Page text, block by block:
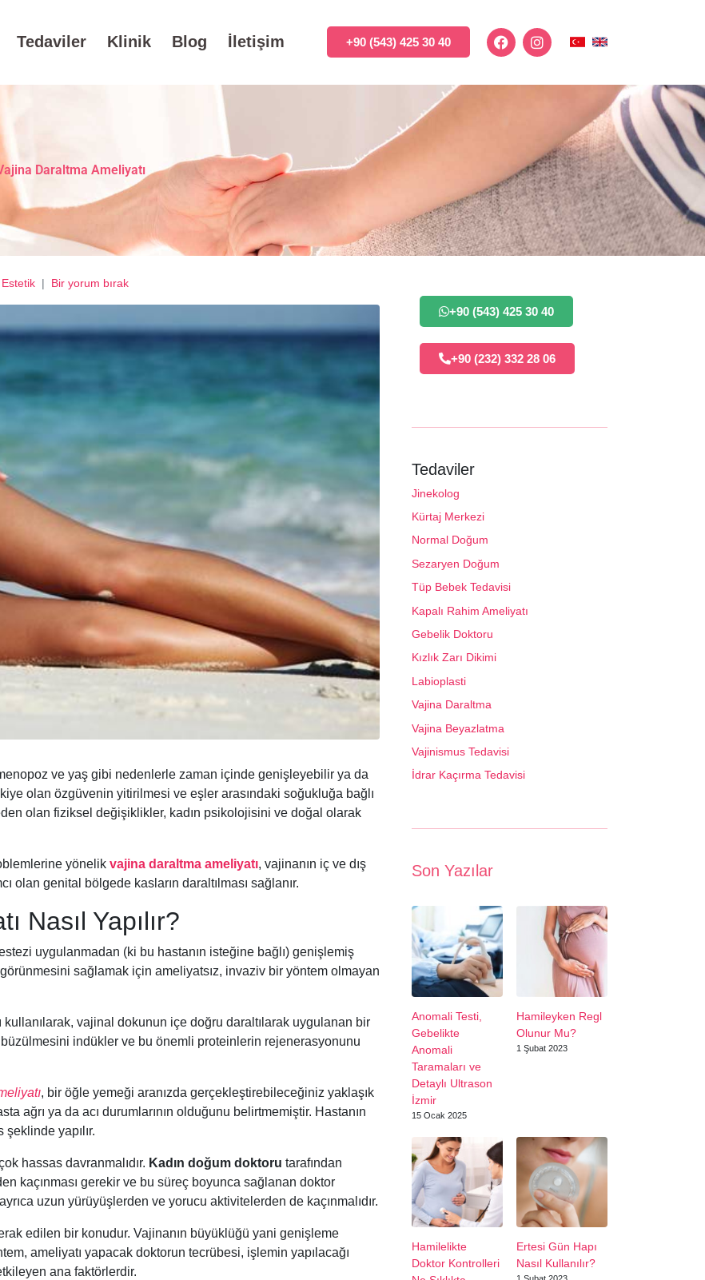
Tedaviler Klinik Blog İletişim +90 (543) 425 30 40
Daraltma Ameliyatı
Bir yorum bırak
ve yaş gibi nedenlerle zaman içinde genişleyebilir ya da
olan özgüvenin yitirilmesi ve eşler arasındaki soğukluğa bağlı
olan fiziksel değişiklikler, kadın psikolojisini ve doğal olarak
yönelik vajina daraltma ameliyatı, vajinanın iç ve dış
olan genital bölgede kasların daraltılması sağlanır.
Nasıl Yapılır?
uygulanmadan (ki bu hastanın isteğine bağlı) genişlemiş
sağlamak için ameliyatsız, invaziv bir yöntem olmayan
kullanılarak, vajinal dokunun içe doğru daraltılarak uygulanan bir
büzülmesini indükler ve bu önemli proteinlerin rejenerasyonunu
, bir öğle yemeği aranızda gerçekleştirebileceğiniz yaklaşık
ağrı ya da acı durumlarının olduğunu belirtmemiştir. Hastanın
yapılır.
hassas davranmalıdır. Kadın doğum doktoru tarafından
kaçınması gerekir ve bu süreç boyunca sağlanan doktor
uzun yürüyüşlerden ve yorucu aktivitelerden de kaçınmalıdır.
edilen bir konudur. Vajinanın büyüklüğü yani genişleme
ameliyatı yapacak doktorun tecrübesi, işlemin yapılacağı
ana faktörlerdir.
+90 (543) 425 30 40
+90 (232) 332 28 06
Tedaviler
Jinekolog
Kürtaj Merkezi
Normal Doğum
Sezaryen Doğum
Tüp Bebek Tedavisi
Kapalı Rahim Ameliyatı
Gebelik Doktoru
Kızlık Zarı Dikimi
Labioplasti
Vajina Daraltma
Vajina Beyazlatma
Vajinismus Tedavisi
İdrar Kaçırma Tedavisi
Son Yazılar
Anomali Testi,
Gebelikte
Anomali
Taramaları ve
Detaylı Ultrason
İzmir
15 Ocak 2025
Hamileyken Regl
Olunur Mu?
1 Şubat 2023
Hamilelikte
Doktor Kontrolleri
Ertesi Gün Hapı
Nasıl Kullanılır?